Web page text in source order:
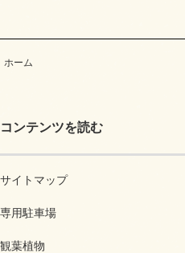
ホーム
コンテンツを読む
サイトマップ
専用駐車場
観葉植物